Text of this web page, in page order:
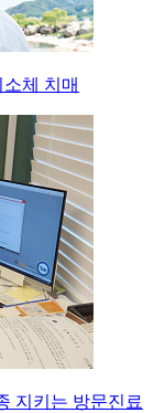
체 치매
지키는 방문진료